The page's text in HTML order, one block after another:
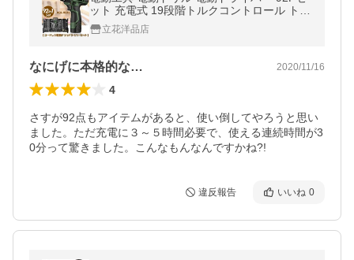
ット 充電式 19段階トルクコントロール トリ
ガー無段階変則 正逆切り替え DIY 日曜大工
HDL-9245
立花洋品店
なにげに本格的な… 2020/11/16
4
さすが92点もアイテムがあると、使い倒してやろうと思い
ました。ただ充電に３～５時間必要で、使える連続時間が3
0分って驚きました。こんなもんなんですかね?!
違反報告 いいね 0